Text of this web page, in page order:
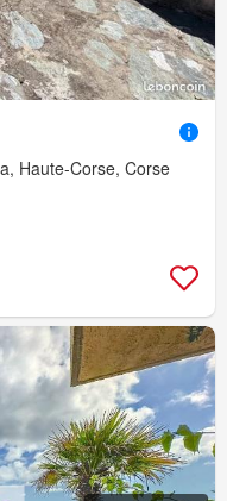
Haute-Corse, Corse